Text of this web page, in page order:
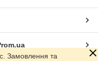
Замовлення та